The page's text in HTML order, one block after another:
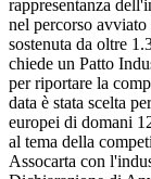
rappresentanza
nel percorso
sostenuta da oltre
chiede un Patto
per riportare la
data è stata scelta
europei di domani
al tema della
Assocarta con